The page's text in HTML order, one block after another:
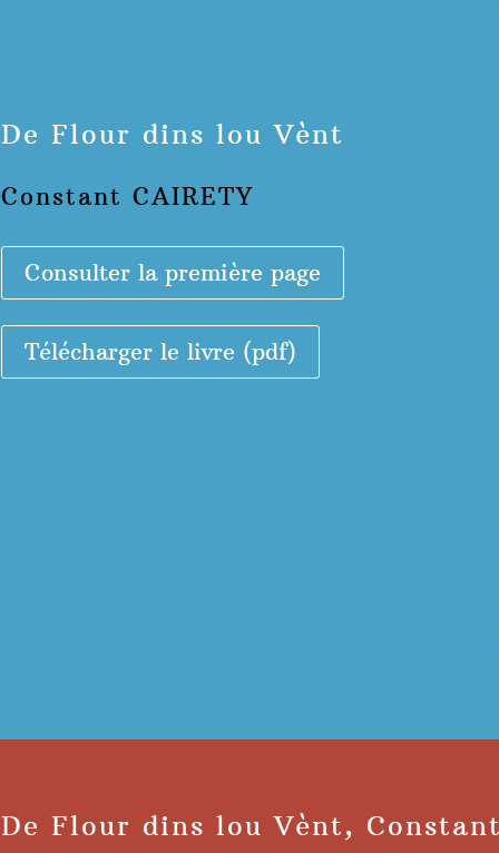
De Flour dins lou Vènt
Constant CAIRETY
Consulter la première page
Télécharger le livre (pdf)
De Flour dins lou Vènt,